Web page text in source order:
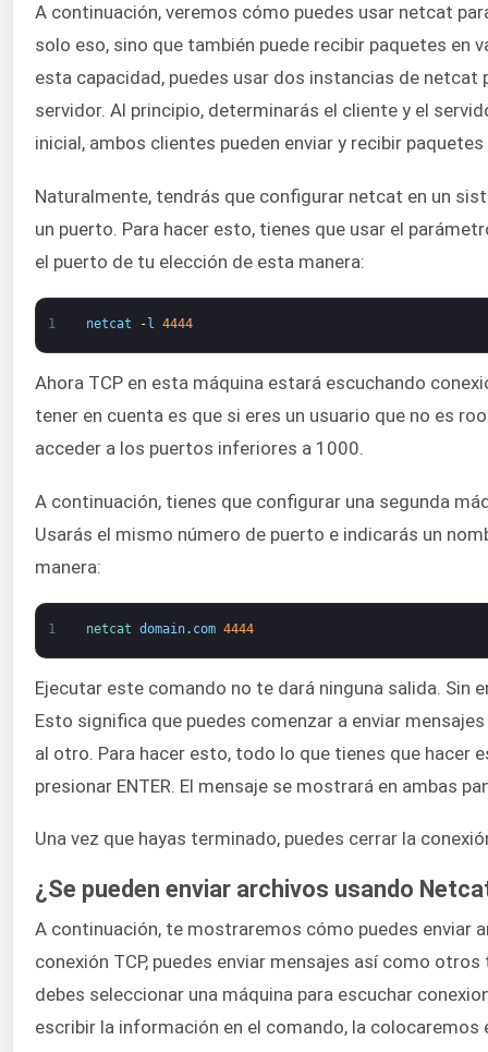
A continuación, veremos cómo puedes usar netcat
solo eso, sino que también puede recibir paquetes en
esta capacidad, puedes usar dos instancias de netcat
servidor. Al principio, determinarás el cliente y el
inicial, ambos clientes pueden enviar y recibir
Naturalmente, tendrás que configurar netcat en un
un puerto. Para hacer esto, tienes que usar el
el puerto de tu elección de esta manera:
1 netcat - l 4444
Ahora TCP en esta máquina estará escuchando
tener en cuenta es que si eres un usuario que no es
acceder a los puertos inferiores a 1000.
A continuación, tienes que configurar una segunda
Usarás el mismo número de puerto e indicarás un
manera:
1 netcat domain. com 4444
Ejecutar este comando no te dará ninguna salida. Sin
Esto significa que puedes comenzar a enviar
al otro. Para hacer esto, todo lo que tienes que hacer
presionar ENTER. El mensaje se mostrará en ambas
Una vez que hayas terminado, puedes cerrar la
¿Se pueden enviar archivos usando
A continuación, te mostraremos cómo puedes enviar
conexión TCP, puedes enviar mensajes así como
debes seleccionar una máquina para escuchar
escribir la información en el comando, la colocaremos